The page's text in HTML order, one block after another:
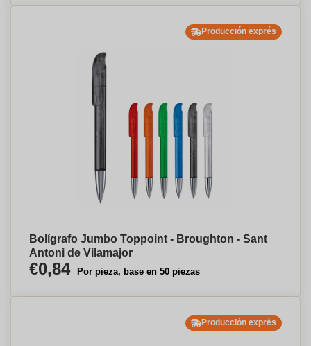
Producción exprés
Bolígrafo Jumbo Toppoint - Broughton - Sant
Antoni de Vilamajor
€0,84 Por pieza, base en 50 piezas
Producción exprés